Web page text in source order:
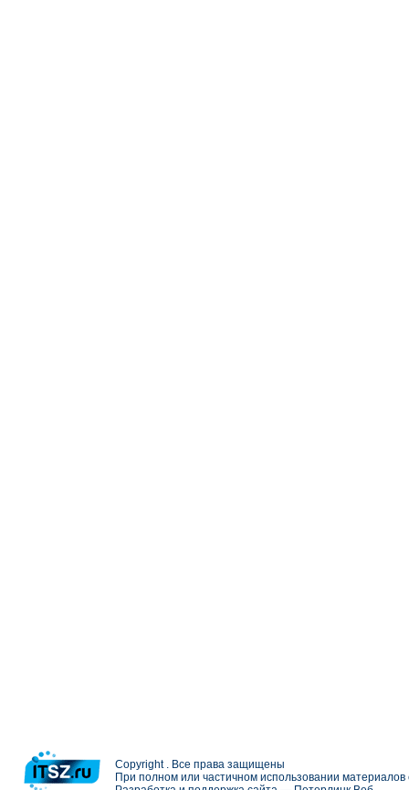
Copyright . Все права защищены
При полном или частичном использовании